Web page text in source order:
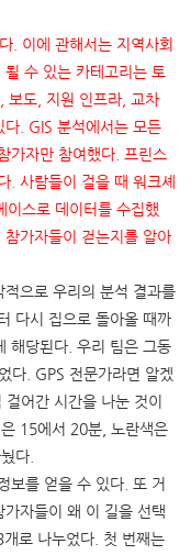
이에 관해서는 지역사회
될 수 있는 카테고리는 토
보도 지원 인프라
교차
다 . GIS분석에서는 모든
가자만 참여했다 프린스
.사람들이 걸을 때 워크셰
이스로 데이터를 수집했
참가자들이 걷는지를 알아
으로 우리의 분석 결과를
다시 집으로 돌아올 때까
해당된다. 우리 팀은 그동
다. GPS 전문가라면 알겠
어간 시간을 나눈 것이
15에서 20분, 노란색은
다.
보를 얻을 수 있다. 또 거
자들이 왜 이 길을 선택
로 나누었다. 첫 번째는